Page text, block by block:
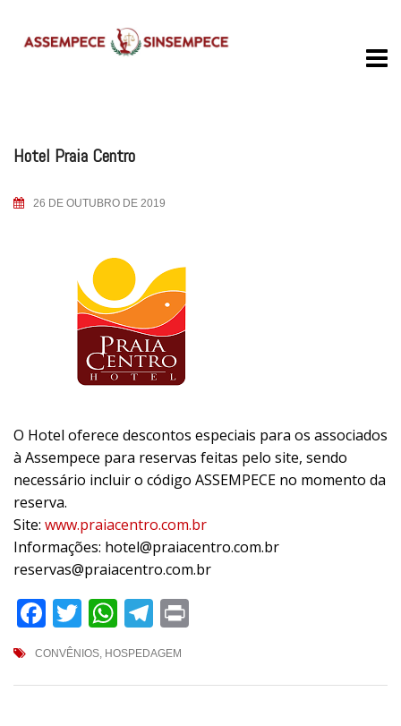
Hotel Praia Centro
26 DE OUTUBRO DE 2019
O Hotel oferece descontos especiais para os associados
à Assempece para reservas feitas pelo site, sendo
necessário incluir o código ASSEMPECE no momento da
reserva.
Site: www.praiacentro.com.br
Informações: hotel@praiacentro.com.br
reservas@praiacentro.com.br
Facebook
Twitter
WhatsApp
Telegram
CONVÊNIOS, HOSPEDAGEM